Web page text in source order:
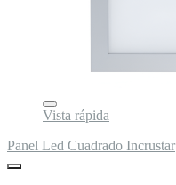
Vista rápida
Panel Led Cuadrado Incrustar